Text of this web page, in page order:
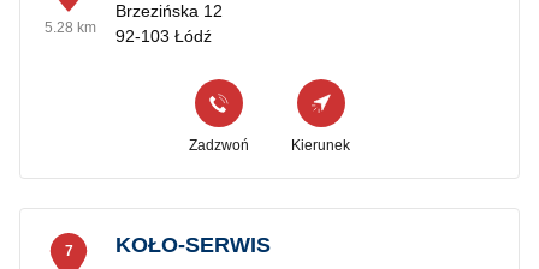
5.28 km
Brzezińska 12
92-103 Łódź
Zadzwoń Kierunek
7 KOŁO-SERWIS